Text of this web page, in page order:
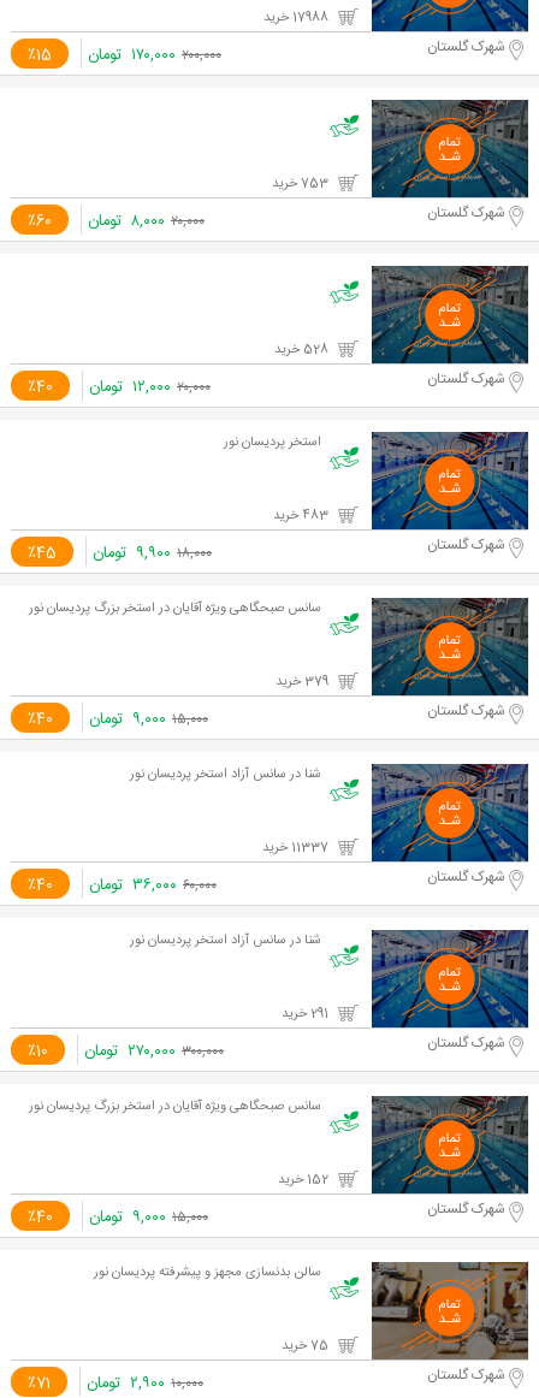
٪15 شهرک گلستان ۲۰۰,۰۰۰ ۱۷۰,۰۰۰ تومان
٪60 شهرک گلستان ۲۰,۰۰۰ ۸,۰۰۰ تومان
٪40 شهرک گلستان ۲۰,۰۰۰ ۱۲,۰۰۰ تومان
استخر پردیسان نور
٪45 شهرک گلستان ۱۸,۰۰۰ ۹,۹۰۰ تومان
سانس صبحگاهی ویژه آقایان در استخر بزرگ پردیسان نور
٪40 شهرک گلستان ۱۵,۰۰۰ ۹,۰۰۰ تومان
شنا در سانس آزاد استخر پردیسان نور
٪40 شهرک گلستان ۶۰,۰۰۰ ۳۶,۰۰۰ تومان
شنا در سانس آزاد استخر پردیسان نور
٪10 شهرک گلستان ۳۰۰,۰۰۰ ۲۷۰,۰۰۰ تومان
سانس صبحگاهی ویژه آقایان در استخر بزرگ پردیسان نور
٪40 شهرک گلستان ۱۵,۰۰۰ ۹,۰۰۰ تومان
سالن بدنسازی مجهز و پیشرفته پردیسان نور
٪71 شهرک گلستان ۱۰,۰۰۰ ۲,۹۰۰ تومان